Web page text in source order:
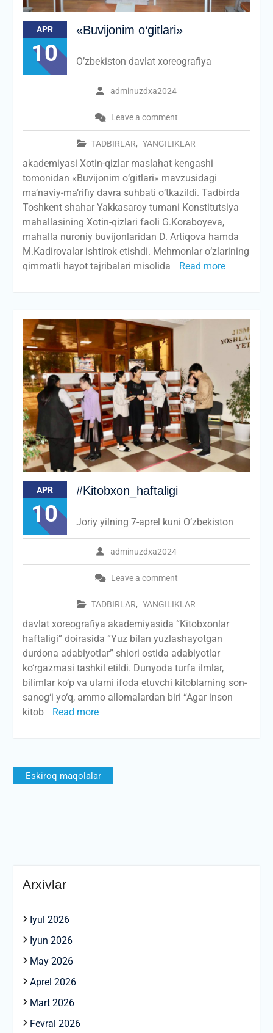
APR
10
«Buvijonim о‘gitlari»
adminuzdxa2024
Leave a comment
TADBIRLAR, YANGILIKLAR
O’zbekiston davlat xoreografiya
akademiyasi Xotin-qizlar maslahat kengashi
tomonidan «Buvijonim о‘gitlari» mavzusidagi
ma’naviy-ma’rifiy davra suhbati о‘tkazildi. Tadbirda
Toshkent shahar Yakkasaroy tumani Konstitutsiya
mahallasining Xotin-qizlari faoli G.Koraboyeva,
mahalla nuroniy buvijonlaridan D. Artiqova hamda
M.Kadirovalar ishtirok etishdi. Mehmonlar о‘zlarining
qimmatli hayot tajribalari misolida
Read more
APR
10
#Kitobxon_haftaligi
adminuzdxa2024
Leave a comment
TADBIRLAR, YANGILIKLAR
Joriy yilning 7-aprel kuni O‘zbekiston
davlat xoreografiya akademiyasida “Kitobxonlar
haftaligi” doirasida “Yuz bilan yuzlashayotgan
durdona adabiyotlar” shiori ostida adabiyotlar
ko‘rgazmasi tashkil etildi. Dunyoda turfa ilmlar,
bilimlar ko‘p va ularni ifoda etuvchi kitoblarning son-
sanog‘i yo‘q, ammo allomalardan biri “Agar inson
kitob
Read more
Maqolalar
bo‘yicha
Eskiroq maqolalar
Arxivlar
Iyul 2026
Iyun 2026
May 2026
Aprel 2026
Mart 2026
Fevral 2026